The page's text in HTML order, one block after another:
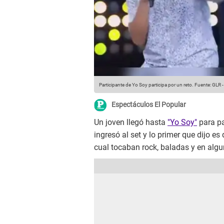
Participante de Yo Soy participa por un reto. Fuente: GLR-
Espectáculos El Popular
Un joven llegó hasta "Yo Soy" para
ingresó al set y lo primer que dijo
cual tocaban rock, baladas y en